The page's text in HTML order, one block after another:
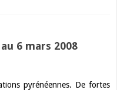
6 mars 2008
pyrénéennes. De fortes